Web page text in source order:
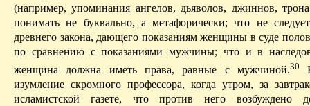
(например, упоминания ангелов, дьяволов, джиннов,
понимать не буквально, а метафорически; что не
древнего закона, дающего показаниям женщины в суде
по сравнению с показаниями мужчины; что и в
женщина должна иметь права, равные с мужчиной.30
изумление скромного профессора, когда утром, за
исламистской газете, что против него